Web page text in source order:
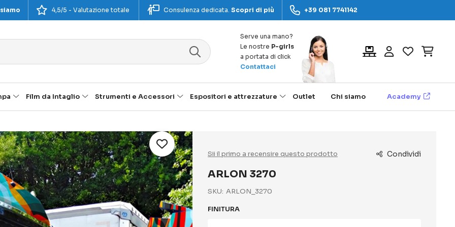
4,5/5 - Valutazione totale Consulenza dedicata. Scopri di più +39 081 7741142
Serve una mano?
Le nostre P-girls
a portata di click
Contattaci
Film da Intaglio Strumenti e Accessori Espositori e attrezzature Outlet Chi siamo Academy
Sii il primo a recensire questo prodotto Condividi
ARLON 3270
SKU ARLON_3270
FINITURA